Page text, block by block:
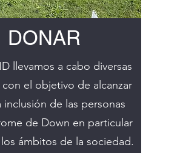
DONAR
llevamos a cabo diversas
con el objetivo de alcanzar
inclusión de las personas
de Down en particular
ámbitos de la sociedad.